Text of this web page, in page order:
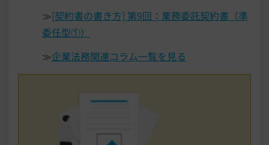
≫[契約書の書き方] 第9回：業務委託契約書（準
委任型①）
≫企業法務関連コラム一覧を見る